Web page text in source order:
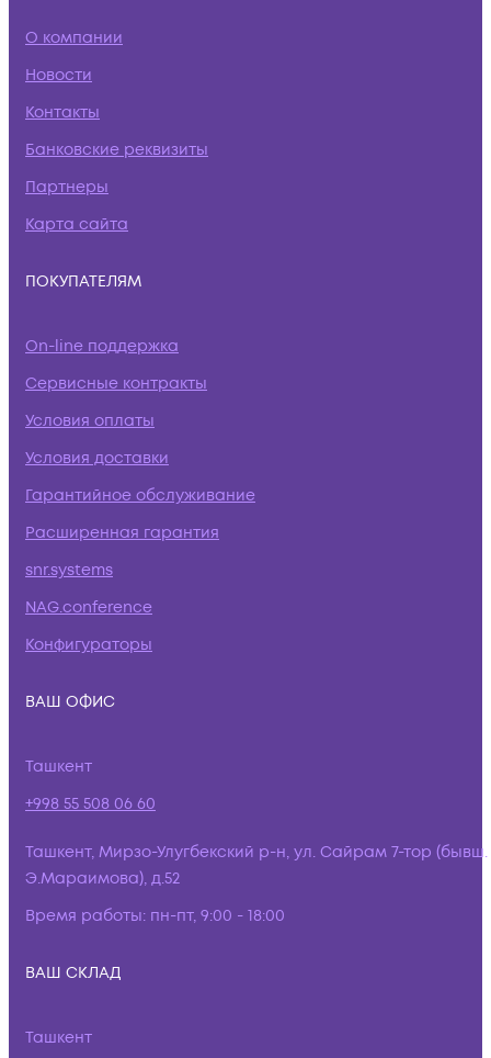
О компании
Новости
Контакты
Банковские реквизиты
Партнеры
Карта сайта
ПОКУПАТЕЛЯМ
On-line поддержка
Сервисные контракты
Условия оплаты
Условия доставки
Гарантийное обслуживание
Расширенная гарантия
snr.systems
NAG.conference
Конфигураторы
ВАШ ОФИС
Ташкент
+998 55 508 06 60
Ташкент, Мирзо-Улугбекский р-н, ул. Сайрам 7-тор (бывш.
Э.Мараимова), д.52
Время работы: пн-пт, 9:00 - 18:00
ВАШ СКЛАД
Ташкент